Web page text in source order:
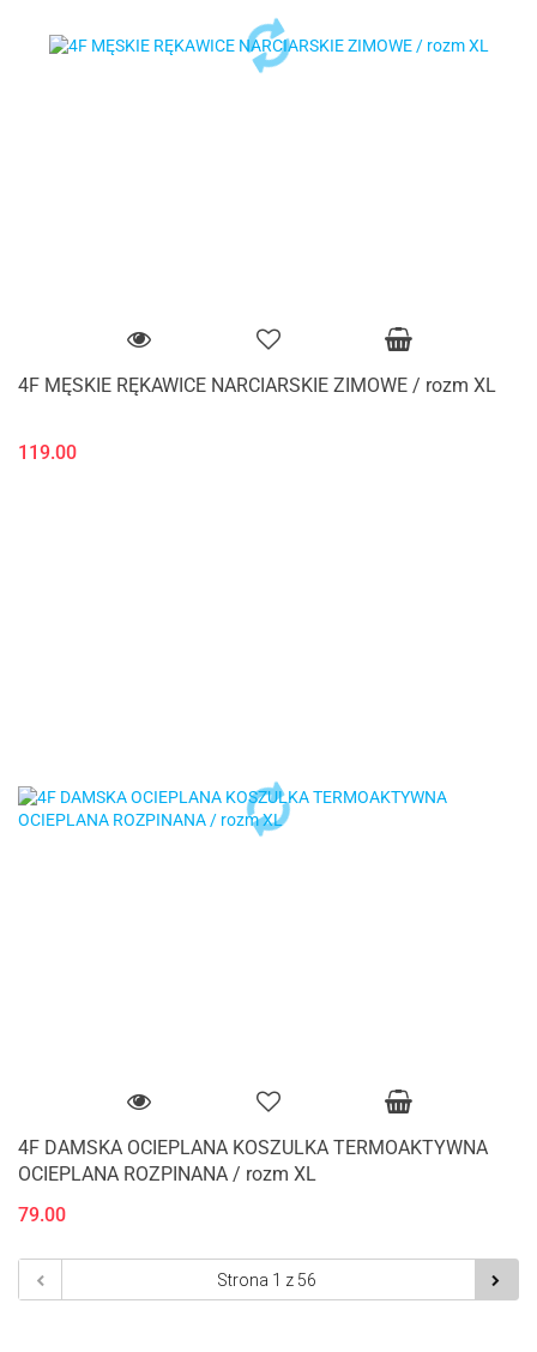
4F MĘSKIE RĘKAWICE NARCIARSKIE ZIMOWE / rozm XL
119.00
4F DAMSKA OCIEPLANA KOSZULKA TERMOAKTYWNA
OCIEPLANA ROZPINANA / rozm XL
79.00